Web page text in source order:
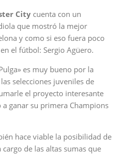
City cuenta con un
que mostró la mejor
y como si eso fuera poco
el fútbol: Sergio Agüero.
es muy bueno por la
selecciones juveniles de
el proyecto interesante
ganar su primera Champions
hace viable la posibilidad de
de las altas sumas que